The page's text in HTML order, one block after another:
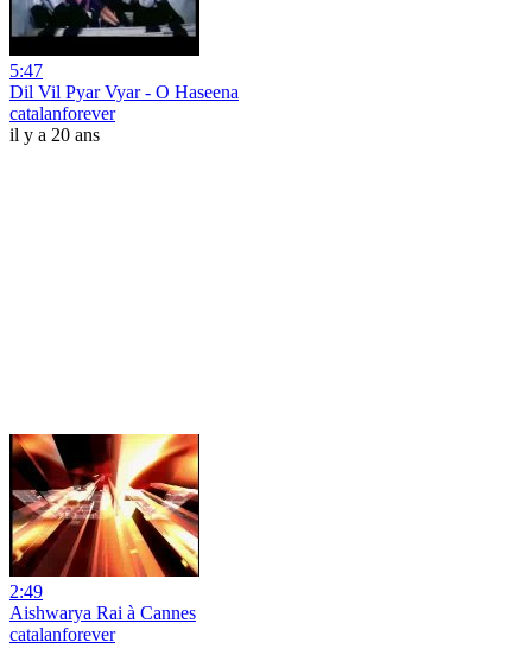
5:47
Dil Vil Pyar Vyar - O Haseena
catalanforever
il y a 20 ans
2:49
Aishwarya Rai à Cannes
catalanforever